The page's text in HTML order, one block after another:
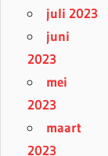
juli 2023
juni
2023
mei
2023
maart
2023